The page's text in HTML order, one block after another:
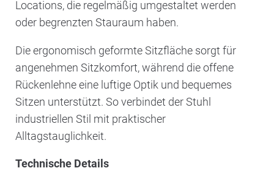
Locations, die regelmäßig umgestaltet werden
oder begrenzten Stauraum haben.
Die ergonomisch geformte Sitzfläche sorgt für
angenehmen Sitzkomfort, während die offene
Rückenlehne eine luftige Optik und bequemes
Sitzen unterstützt. So verbindet der Stuhl
industriellen Stil mit praktischer
Alltagstauglichkeit.
Technische Details